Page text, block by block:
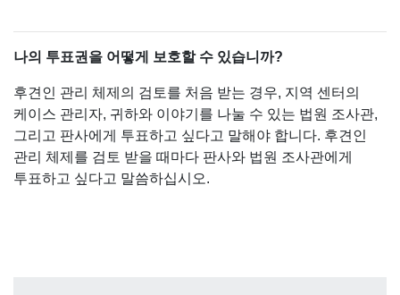
나의 투표권을 어떻게 보호할 수 있습니까?
후견인 관리 체제의 검토를 처음 받는 경우, 지역 센터의
케이스 관리자, 귀하와 이야기를 나눌 수 있는 법원 조사관,
그리고 판사에게 투표하고 싶다고 말해야 합니다. 후견인
관리 체제를 검토 받을 때마다 판사와 법원 조사관에게
투표하고 싶다고 말씀하십시오.